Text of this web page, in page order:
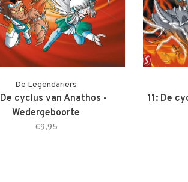
De Legendariërs
cyclus van Anathos -
Wedergeboorte
€9,95
11: De